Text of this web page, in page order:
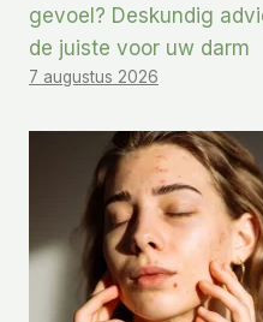
gevoel? Deskundig
de juiste voor uw darm
7 augustus 2026